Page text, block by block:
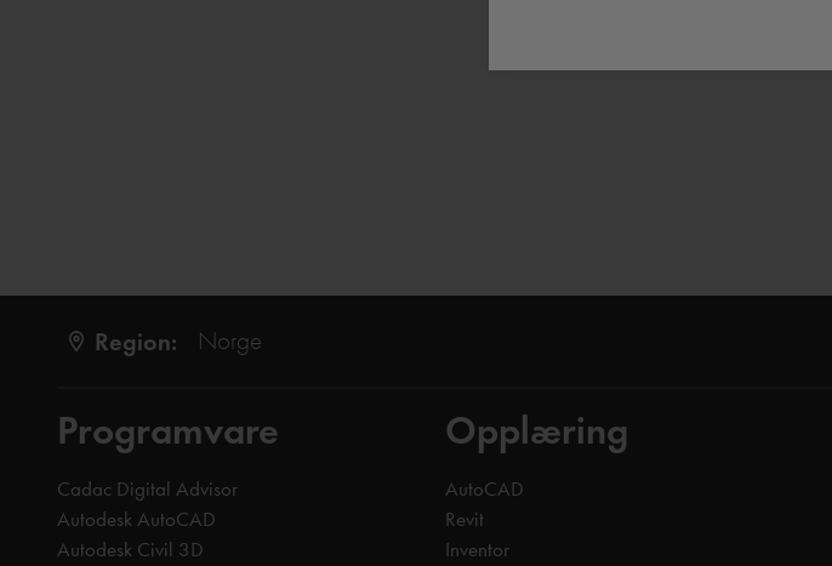
Region: Norge
Programvare
Cadac Digital Advisor
Autodesk AutoCAD
Autodesk Civil 3D
Opplæring
AutoCAD
Revit
Inventor